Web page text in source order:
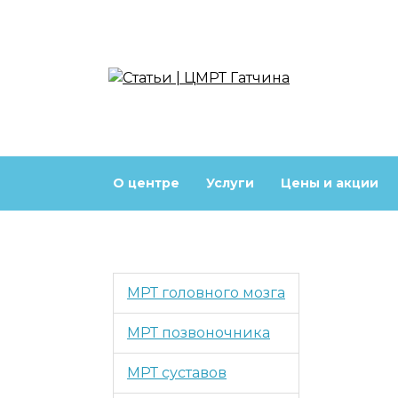
О центре Услуги Цены и акции
МРТ головного мозга
МРТ позвоночника
МРТ суставов